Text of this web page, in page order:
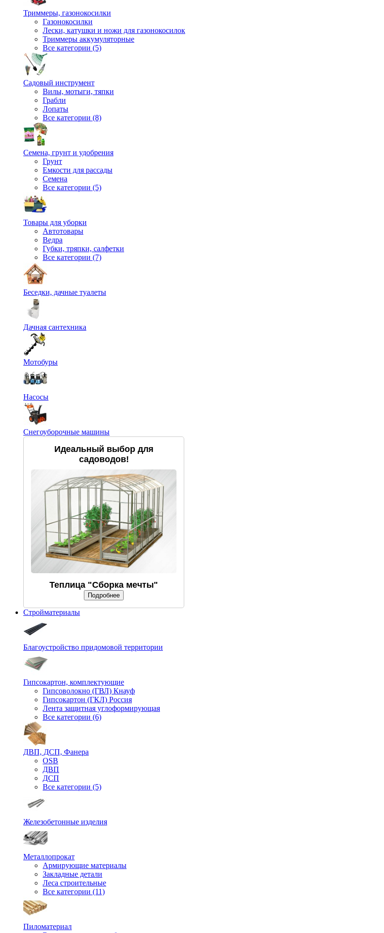
Триммеры, газонокосилки
Газонокосилки
Лески, катушки и ножи для газонокосилок
Триммеры аккумуляторные
Все категории (5)
Садовый инструмент
Вилы, мотыги, тяпки
Грабли
Лопаты
Все категории (8)
Семена, грунт и удобрения
Грунт
Емкости для рассады
Семена
Все категории (5)
Товары для уборки
Автотовары
Ведра
Губки, тряпки, салфетки
Все категории (7)
Беседки, дачные туалеты
Дачная сантехника
Мотобуры
Насосы
Снегоуборочные машины
Идеальный выбор для
садоводов!
Теплица "Сборка мечты"
Подробнее
Стройматериалы
Благоустройство придомовой территории
Гипсокартон, комплектующие
Гипсоволокно (ГВЛ) Кнауф
Гипсокартон (ГКЛ) Россия
Лента защитная углоформирующая
Все категории (6)
ДВП, ДСП, Фанера
OSB
ДВП
ДСП
Все категории (5)
Железобетонные изделия
Металлопрокат
Армирующие материалы
Закладные детали
Леса строительные
Все категории (11)
Пиломатериал